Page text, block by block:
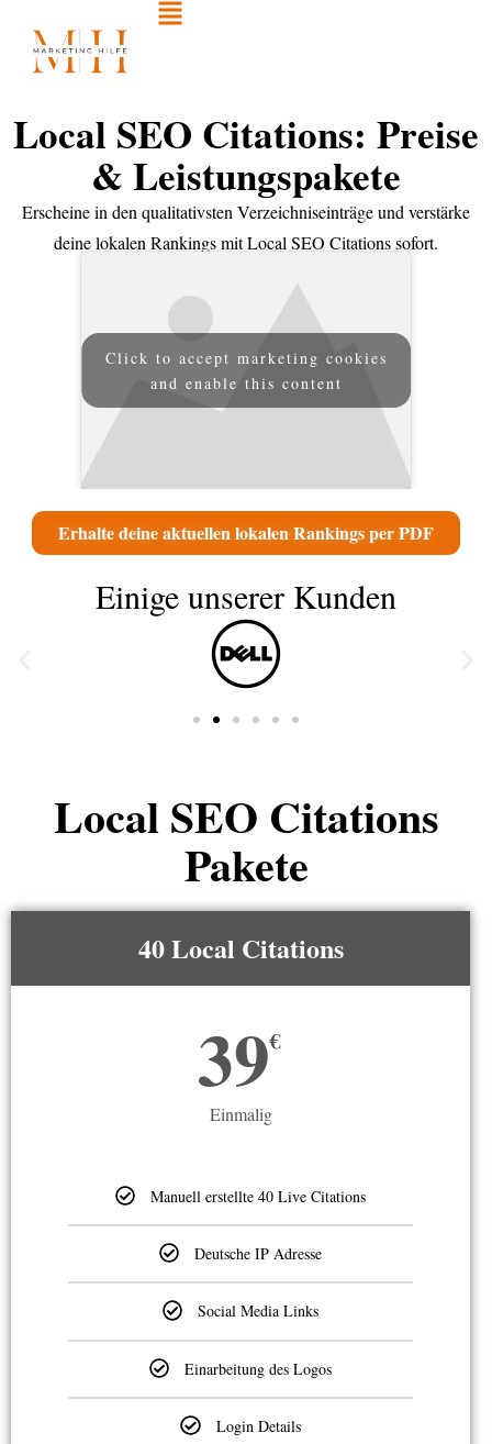
Local SEO Citations: Preise
& Leistungspakete
Erscheine in den qualitativsten Verzeichniseinträge und verstärke
deine lokalen Rankings mit Local SEO Citations sofort.
Click to accept marketing cookies
and enable this content
Erhalte deine aktuellen lokalen Rankings per PDF
Einige unserer Kunden
Local SEO Citations
Pakete
40 Local Citations
39€
Einmalig
Manuell erstellte 40 Live Citations
Deutsche IP Adresse
Social Media Links
Einarbeitung des Logos
Login Details